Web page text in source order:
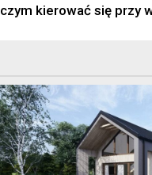
czym kierować się przy